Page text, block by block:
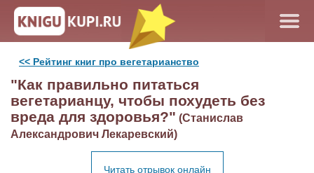
<< Рейтинг книг про вегетарианство
"Как правильно питаться
вегетарианцу, чтобы похудеть без
вреда для здоровья?" (Станислав
Александрович Лекаревский)
Читать отрывок онлайн